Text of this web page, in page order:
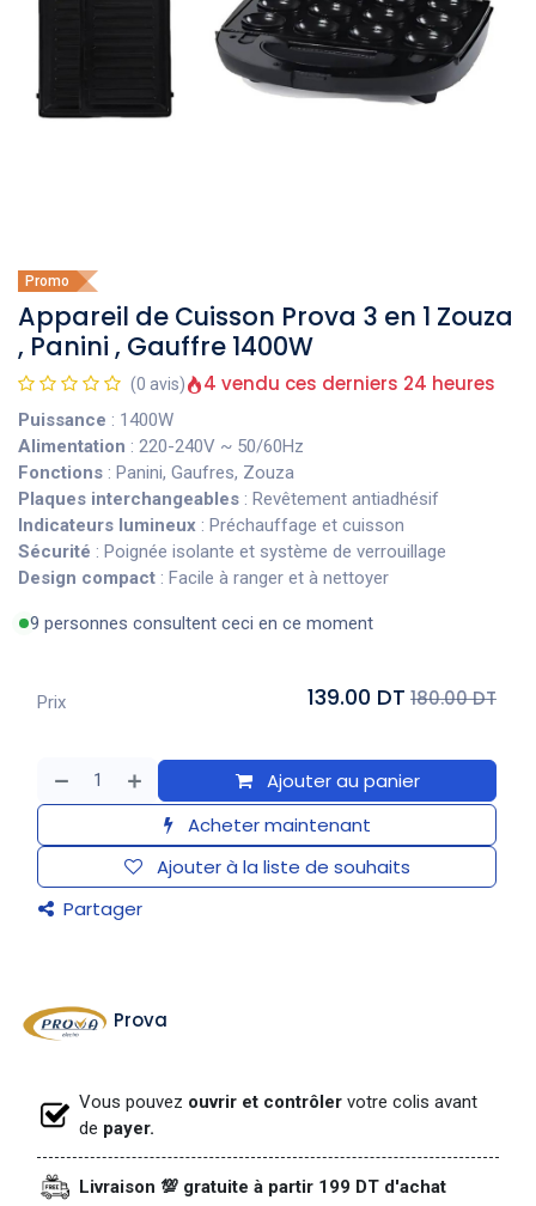
Promo
Appareil de Cuisson Prova 3 en 1 Zouza
, Panini , Gauffre 1400W
(0 avis) 4 vendu ces derniers 24 heures
Puissance : 1400W
Alimentation : 220-240V ~ 50/60Hz
Fonctions : Panini, Gaufres, Zouza
Plaques interchangeables : Revêtement antiadhésif
Indicateurs lumineux : Préchauffage et cuisson
Sécurité : Poignée isolante et système de verrouillage
Design compact : Facile à ranger et à nettoyer
9 personnes consultent ceci en ce moment
Ajouter au panier
Acheter maintenant
Ajouter à la liste de souhaits
Partager
Prix 139.00 DT 180.00 DT
Prova
Vous pouvez ouvrir et contrôler votre colis avant
de payer.
Livraison 💯 gratuite à partir 199 DT d'achat